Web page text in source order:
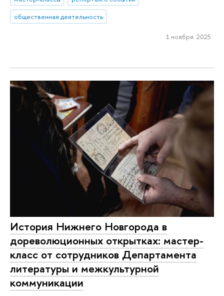
общественная деятельность
1 ноября 2025
История Нижнего Новгорода в
дореволюционных открытках: мастер-
класс от сотрудников Департамента
литературы и межкультурной
коммуникации